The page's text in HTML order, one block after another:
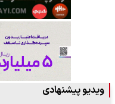
ویدیو پیشنهادی